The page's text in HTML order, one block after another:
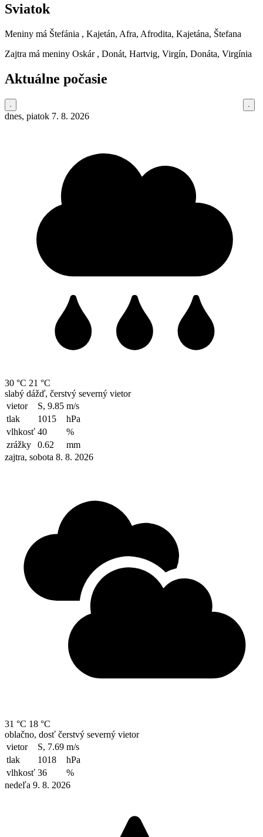
Sviatok
Meniny má Štefánia , Kajetán, Afra, Afrodita, Kajetána, Štefana
Zajtra má meniny Oskár , Donát, Hartvig, Virgín, Donáta, Virgínia
Aktuálne počasie
dnes, piatok 7. 8. 2026
30 °C 21 °C
slabý dážď, čerstvý severný vietor
vietor
S, 9.85 m/s
tlak
1015
hPa
vlhkosť 40
%
zrážky
0.62
mm
zajtra, sobota 8. 8. 2026
31 °C 18 °C
oblačno, dosť čerstvý severný vietor
vietor
S, 7.69 m/s
tlak
1018
hPa
vlhkosť 36
%
nedeľa 9. 8. 2026